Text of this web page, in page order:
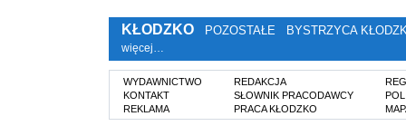
KŁODZKO POZOSTAŁE BYSTRZYCA
więcej…
WYDAWNICTWO
KONTAKT
REKLAMA
REDAKCJA
SŁOWNIK PRACODAWCY
PRACA KŁODZKO